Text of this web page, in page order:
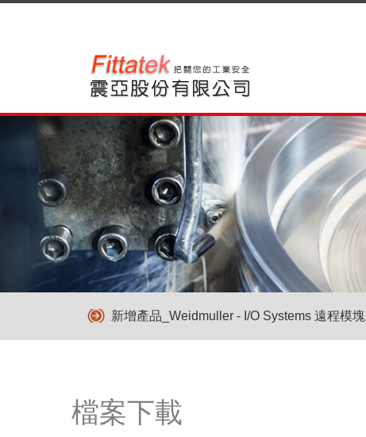
新增產品_Weidmuller - I/O Systems 遠程模塊
新增產品_Weidmuller - I/O Systems 遠程模塊
新增產品_Weidmuller - I/O Systems 遠程模塊
檔案下載